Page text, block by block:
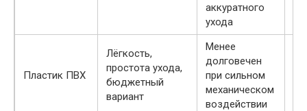
аккуратного
ухода
Пластик ПВХ
Лёгкость,
простота ухода,
бюджетный
вариант
Менее
долговечен
при сильном
механическом
воздействии